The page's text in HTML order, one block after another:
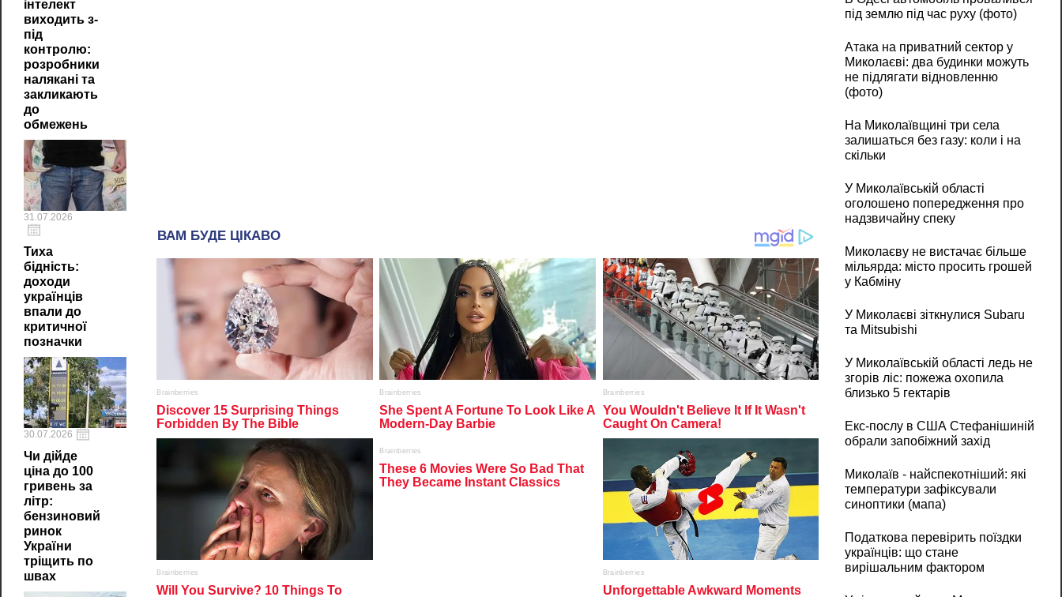
інтелект
виходить з-
під
контролю:
розробники
налякані та
закликають
до
обмежень
31.07.2026
Тиха
бідність:
доходи
українців
впали до
критичної
позначки
30.07.2026
Чи дійде
ціна до 100
гривень за
літр:
бензиновий
ринок
України
тріщить по
швах
під землю під час руху (фото)
Атака на приватний сектор у
Миколаєві: два будинки можуть
не підлягати відновленню
(фото)
На Миколаївщині три села
залишаться без газу: коли і на
скільки
У Миколаївській області
оголошено попередження про
надзвичайну спеку
Миколаєву не вистачає більше
мільярда: місто просить грошей
у Кабміну
У Миколаєві зіткнулися Subaru
та Mitsubishi
У Миколаївській області ледь не
згорів ліс: пожежа охопила
близько 5 гектарів
Екс-послу в США Стефанішиній
обрали запобіжний захід
Миколаїв - найспекотніший: які
температури зафіксували
синоптики (мапа)
Податкова перевірить поїздки
українців: що стане
вирішальним фактором